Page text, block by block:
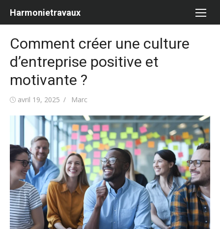
Harmonietravaux
Comment créer une culture
d’entreprise positive et
motivante ?
Publiéavril 19, 2025 Auteur/autrice
Marc